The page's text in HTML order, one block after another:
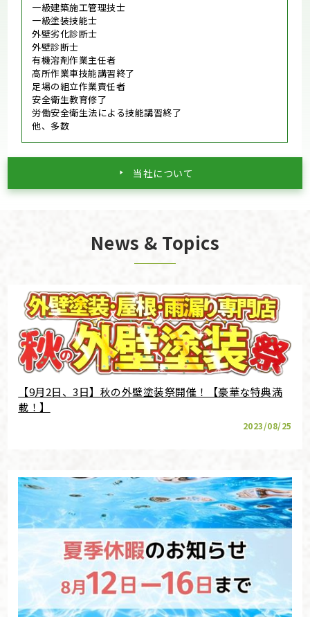
一級建築施工管理技士
一級塗装技能士
外壁劣化診断士
外壁診断士
有機溶剤作業主任者
高所作業車技能講習終了
足場の組立作業責任者
安全衛生教育修了
労働安全衛生法による技能講習終了
他、多数
当社について
News & Topics
【9月2日、3日】秋の外壁塗装祭開催！【豪華な特典満
載！】
2023/08/25